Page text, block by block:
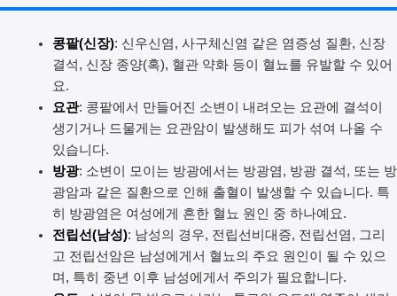
콩팥(신장): 신우신염, 사구체신염 같은 염증성 질환, 신장
결석, 신장 종양(혹), 혈관 약화 등이 혈뇨를 유발할 수 있어
요.
요관: 콩팥에서 만들어진 소변이 내려오는 요관에 결석이
생기거나 드물게는 요관암이 발생해도 피가 섞여 나올 수
있습니다.
방광: 소변이 모이는 방광에서는 방광염, 방광 결석, 또는 방
광암과 같은 질환으로 인해 출혈이 발생할 수 있습니다. 특
히 방광염은 여성에게 흔한 혈뇨 원인 중 하나예요.
전립선(남성): 남성의 경우, 전립선비대증, 전립선염, 그리
고 전립선암은 남성에게서 혈뇨의 주요 원인이 될 수 있으
며, 특히 중년 이후 남성에게서 주의가 필요합니다.